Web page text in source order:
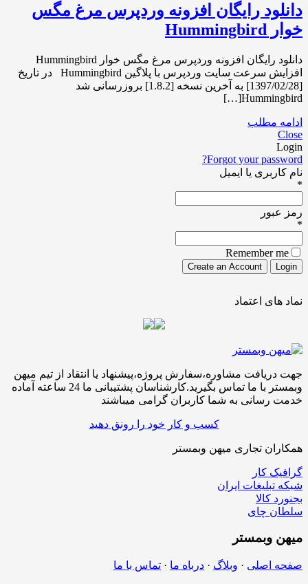
دانلود رایگان افزونه وردپرس مرغ مگس
خوار Hummingbird
دانلود رایگان افزونه وردپرس مرغ مگس خوار Hummingbird
افزایش سرعت سایت وردپرس با پلاگین Hummingbird در تاریخ
[1397/02/28] به آخرین نسخه [1.8.2] بروزرسانی شد
Hummingbird[…]
ادامه مطلب
Close
Login
Forgot your password?
نام کاربری یا ایمیل
*
رمز عبور
*
Remember me
نماد های اعتماد
جهت دریافت مشاوره،سفارش پروژه،پیشنهاد یا انتقاد از تیم میهن
وبمستر با ما تماس بگیرید.کارشناسان پشتیبانی ما 24 ساعته آماده
خدمت رسانی به شما کاربران گرامی میباشند
کسب و کار خود را رونق دهید
همکاران تجاری میهن وبمستر
گرافیک کار
شبکه تبلیغات ایران
بجنورد کالا
سلطان چای
میهن وبمستر
صفحه اصلی · وبلاگ · درباه ما · تماس با ما